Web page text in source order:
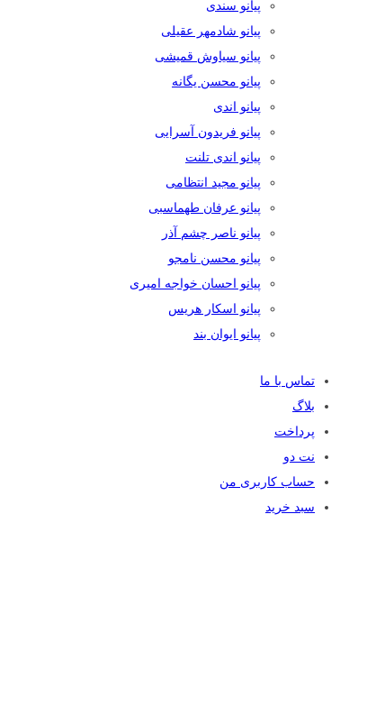
پیانو سندی
پیانو شادمهر عقیلی
پیانو سیاوش قمیشی
پیانو محسن یگانه
پیانو اندی
پیانو فریدون آسرایی
پیانو اندی تلنت
پیانو مجید انتظامی
پیانو عرفان طهماسبی
پیانو ناصر چشم آذر
پیانو محسن نامجو
پیانو احسان خواجه امیری
پیانو اسکار هریس
پیانو ایوان بند
تماس با ما
بلاگ
پرداخت
نت دو
حساب کاربری من
سبد خرید